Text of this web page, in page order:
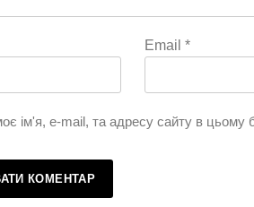
Email *
ім'я, e-mail, та адресу сайту в цьому